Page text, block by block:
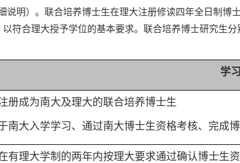
说明）。联合培养博士生在理大注册修读四年全日制博
符合理大授予学位的基本要求。联合培养博士研究生分
学
册成为南大及理大的联合培养博士生
南大入学学习、通过南大博士生资格考核、完成
有理大学制的两年内按理大要求通过确认博士生